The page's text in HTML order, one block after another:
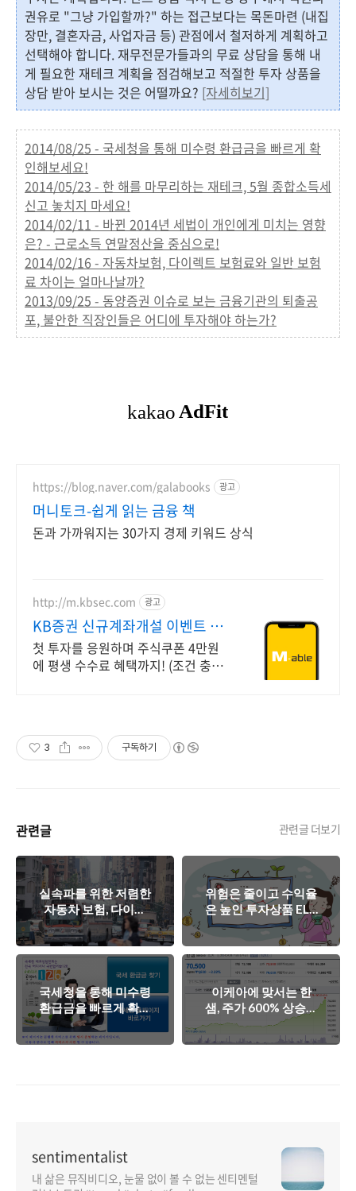
권유로 "그냥 가입할까?" 하는 접근보다는 목돈마련 (내집
장만, 결혼자금, 사업자금 등) 관점에서 철저하게 계획하고
선택해야 합니다. 재무전문가들과의 무료 상담을 통해 내
게 필요한 재테크 계획을 점검해보고 적절한 투자 상품을
상담 받아 보시는 것은 어떨까요? [자세히보기]
2014/08/25 - 국세청을 통해 미수령 환급금을 빠르게 확
인해보세요!
2014/05/23 - 한 해를 마무리하는 재테크, 5월 종합소득세
신고 놓치지 마세요!
2014/02/11 - 바뀐 2014년 세법이 개인에게 미치는 영향
은? - 근로소득 연말정산을 중심으로!
2014/02/16 - 자동차보험, 다이렉트 보험료와 일반 보험
료 차이는 얼마나날까?
2013/09/25 - 동양증권 이슈로 보는 금융기관의 퇴출공
포, 불안한 직장인들은 어디에 투자해야 하는가?
https://blog.naver.com/galabooks 광고
머니토크-쉽게 읽는 금융 책
돈과 가까워지는 30가지 경제 키워드 상식
http://m.kbsec.com 광고
KB증권 신규계좌개설 이벤트 국
내주식쿠폰 최대 5만원
첫 투자를 응원하며 주식쿠폰 4만원
에 평생 수수료 혜택까지! (조건 충족
3 구독하기
관련글 관련글 더보기
실속파를 위한 저렴한
자동차 보험, 다이렉
트 자동차 보험
위험은 줄이고 수익율
은 높인 투자상품 ELB
를 아시나요?
국세청을 통해 미수령
환급금을 빠르게 확인
해보세요!
이케아에 맞서는 한
샘, 주가 600% 상승의
비밀은 무엇일까?
sentimentalist
내 삶은 뮤직비디오, 눈물 없이 볼 수 없는 센티멘털